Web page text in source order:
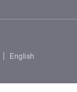
English